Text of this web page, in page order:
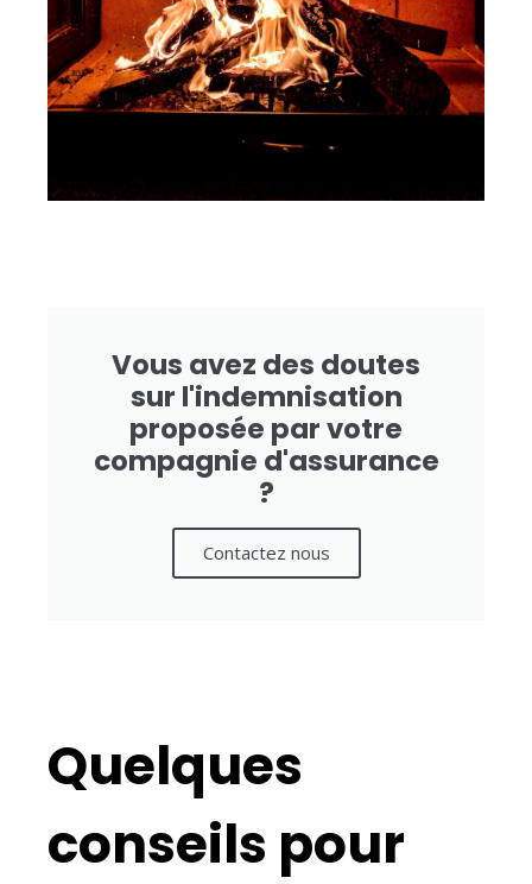
Vous avez des doutes
sur l'indemnisation
proposée par votre
compagnie d'assurance
?
Contactez nous
Quelques
conseils pour